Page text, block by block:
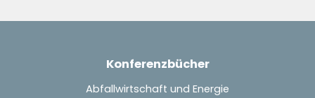
Konferenzbücher
Abfallwirtschaft und Energie